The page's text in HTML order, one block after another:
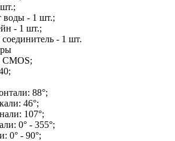
воды - 1 шт.;
- 1 шт.;
- 1 шт.
88°;
46°;
107°;
0° - 355°;
0° - 90°;